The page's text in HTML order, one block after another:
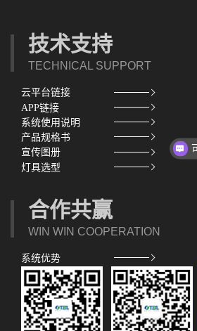
技术支持
TECHNICAL SUPPORT
云平台链接
APP链接
系统使用说明
产品规格书
宣传图册
灯具选型
合作共赢
WIN WIN COOPERATION
系统优势